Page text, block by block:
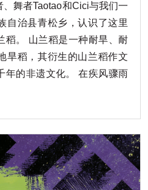
舞者Taotao和Cici与我们一
自治县青松乡，认识了这里
。 山兰稻是一种耐旱、耐
旱稻，其衍生的山兰稻作文
年的非遗文化。 在疾风骤雨